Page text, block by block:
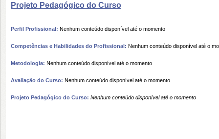
Projeto Pedagógico do Curso
Perfil Profissional: Nenhum conteúdo disponível até o momento
Competências e Habilidades do Profissional: Nenhum conteúdo disponível até o
Metodologia: Nenhum conteúdo disponível até o momento
Avaliação do Curso: Nenhum conteúdo disponível até o momento
Projeto Pedagógico do Curso: Nenhum conteúdo disponível até o momento